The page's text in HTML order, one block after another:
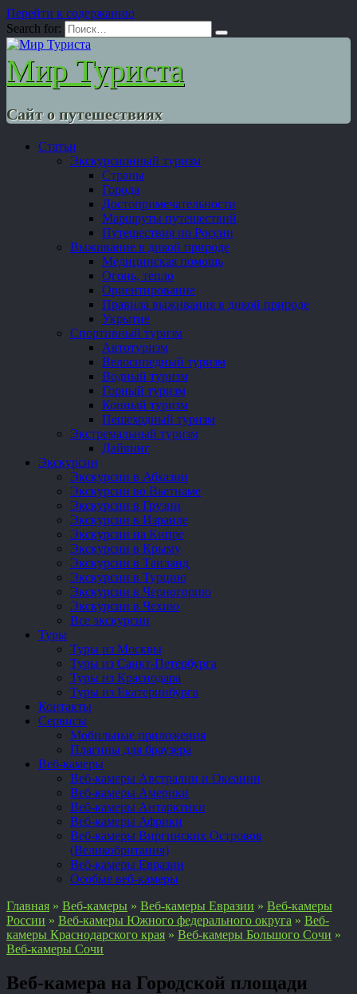
Перейти к содержанию
Search for:
Мир Туриста
Сайт о путешествиях
Статьи
Экскурсионный туризм
Страны
Города
Достопримечательности
Маршруты путешествий
Путешествия по России
Выживание в дикой природе
Медицинская помощь
Огонь, тепло
Ориентирование
Правила выживания в дикой природе
Укрытие
Спортивный туризм
Автотуризм
Велосипедный туризм
Водный туризм
Горный туризм
Конный туризм
Пешеходный туризм
Экстремальный туризм
Дайвинг
Экскурсии
Экскурсии в Абхазии
Экскурсии во Вьетнаме
Экскурсии в Грузии
Экскурсии в Израиле
Экскурсии на Кипре
Экскурсии в Крыму
Экскурсии в Таиланд
Экскурсии в Турцию
Экскурсии в Черногорию
Экскурсии в Чехию
Все экскурсии
Туры
Туры из Москвы
Туры из Санкт-Петербурга
Туры из Краснодара
Туры из Екатеринбурга
Контакты
Сервисы
Мобильные приложения
Плагины для браузера
Веб-камеры
Веб-камеры Австралии и Океании
Веб-камеры Америки
Веб-камеры Антарктики
Веб-камеры Африки
Веб-камеры Виргинских Островов
(Великобритания)
Веб-камеры Евразии
Особые веб-камеры
Главная » Веб-камеры » Веб-камеры Евразии » Веб-камеры
России » Веб-камеры Южного федерального округа » Веб-
камеры Краснодарского края » Веб-камеры Большого Сочи »
Веб-камеры Сочи
Веб-камера на Городской площади